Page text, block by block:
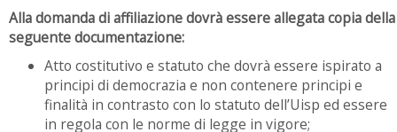
Alla domanda di affiliazione dovrà essere allegata copia della
seguente documentazione:
Atto costitutivo e statuto che dovrà essere ispirato a
principi di democrazia e non contenere principi e
finalità in contrasto con lo statuto dell’Uisp ed essere
in regola con le norme di legge in vigore;